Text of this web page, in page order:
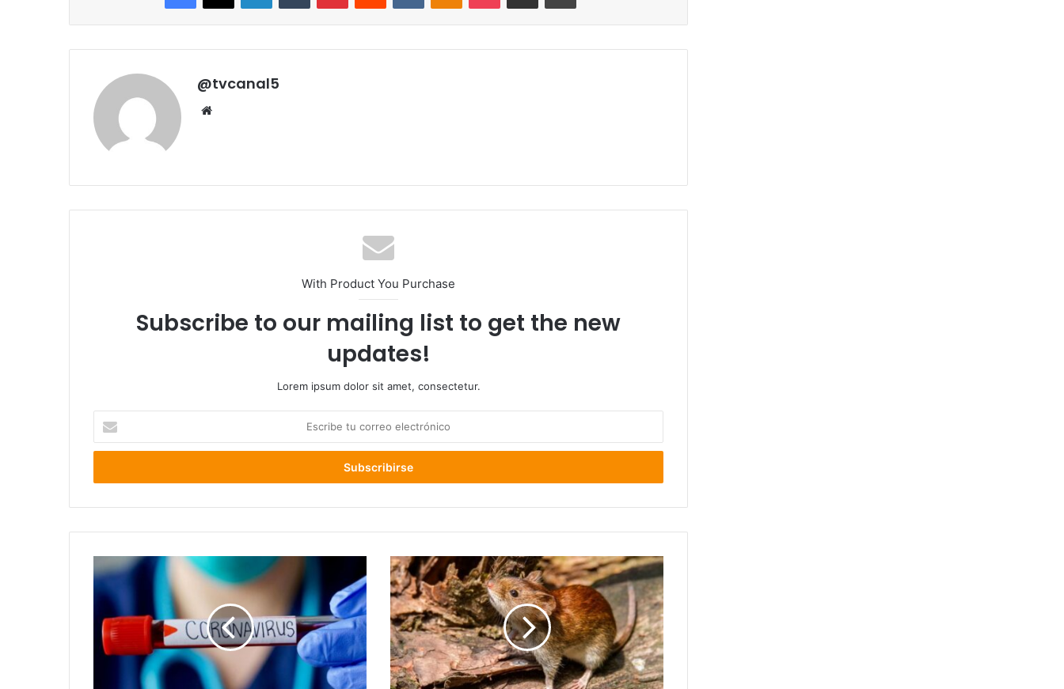
@tvcanal5
With Product You Purchase
Subscribe to our mailing list to get the new
updates!
Lorem ipsum dolor sit amet, consectetur.
correo
206
nuevos
casos
covid-
19
Seremi
Salud
Los
Ríos
llama
a
reforzar
medidas